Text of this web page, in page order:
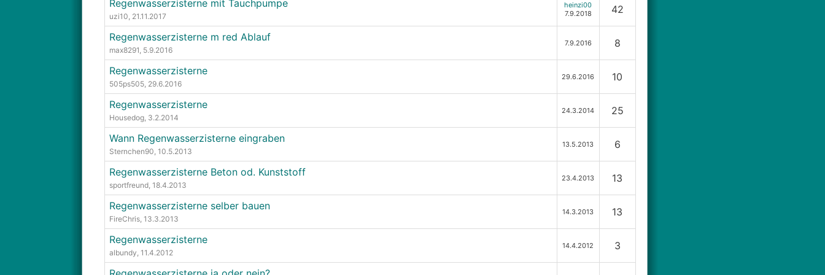
Regenwasserzisterne mit Tauchpumpe
uzi10, 21.11.2017
heinzi00
7.9.2018
42
Regenwasserzisterne m red Ablauf
max8291, 5.9.2016
7.9.2016 8
Regenwasserzisterne
505ps505, 29.6.2016
29.6.2016 10
Regenwasserzisterne
Housedog, 3.2.2014
24.3.2014 25
Wann Regenwasserzisterne eingraben
Sternchen90, 10.5.2013
13.5.2013 6
Regenwasserzisterne Beton od. Kunststoff
sportfreund, 18.4.2013
23.4.2013 13
Regenwasserzisterne selber bauen
FireChris, 13.3.2013
14.3.2013 13
Regenwasserzisterne
albundy, 11.4.2012
14.4.2012 3